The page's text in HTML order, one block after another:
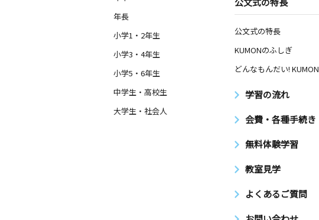
金 土 日
大分県宇佐市江須賀３１３番地８ ＭＡＲＣＨ１
階１ーＢ号室
豊前千束教室
年長
小学1・2年生
小学3・4年生
小学5・6年生
中学生・高校生
大学生・社会人
公文式の特長
KUMONのふしぎ
どんなもんだい! KUMON
学習の流れ
会費・各種手続き
無料体験学習
教室見学
よくあるご質問